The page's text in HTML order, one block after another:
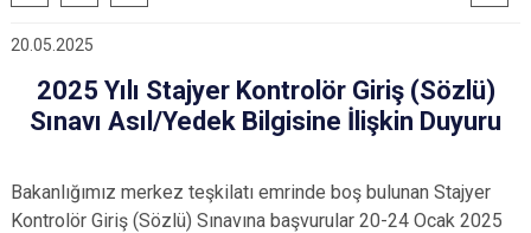
20.05.2025
2025 Yılı Stajyer Kontrolör Giriş (Sözlü)
Sınavı Asıl/Yedek Bilgisine İlişkin Duyuru
Bakanlığımız merkez teşkilatı emrinde boş bulunan Stajyer
Kontrolör Giriş (Sözlü) Sınavına başvurular 20-24 Ocak 2025